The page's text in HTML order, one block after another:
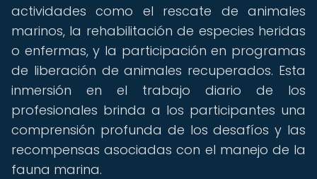
actividades como el rescate de animales
marinos, la rehabilitación de especies heridas
o enfermas, y la participación en programas
de liberación de animales recuperados. Esta
inmersión en el trabajo diario de los
profesionales brinda a los participantes una
comprensión profunda de los desafíos y las
recompensas asociadas con el manejo de la
fauna marina.